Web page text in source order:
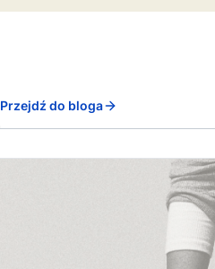
Przejdź do bloga